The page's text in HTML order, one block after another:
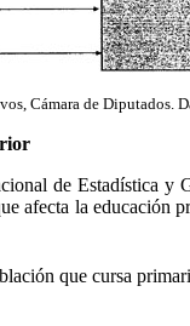
Cámara de Diputados.
de Estadística y
afecta la educación
que cursa